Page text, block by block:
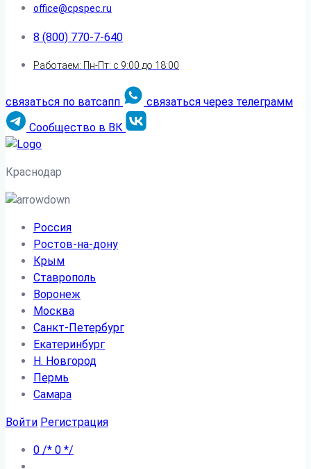
office@cpspec.ru
8 (800) 770-7-640
Работаем: Пн-Пт: с 9:00 до 18:00
связаться по ватсапп
связаться через телеграмм
Сообщество в ВК
Краснодар
Россия
Ростов-на-дону
Крым
Ставрополь
Воронеж
Москва
Санкт-Петербург
Екатеринбург
Н. Новгород
Пермь
Самара
Войти Регистрация
0 /* 0 */